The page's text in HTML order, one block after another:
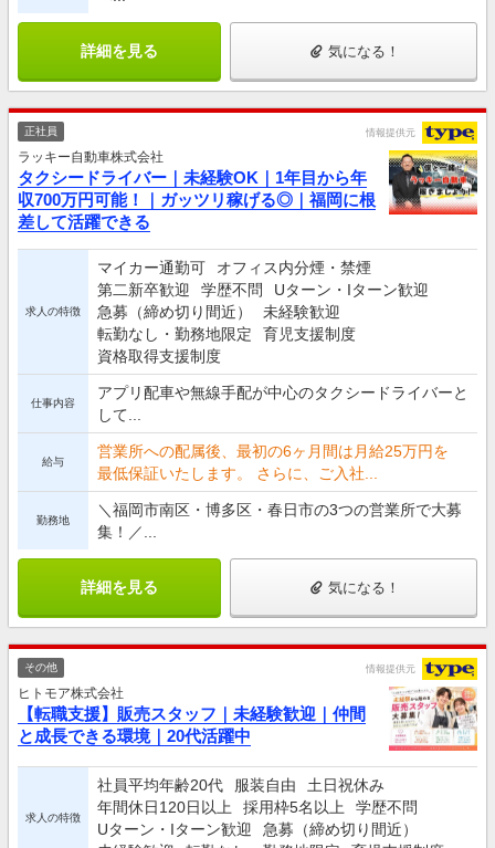
詳細を見る 気になる！
正社員 情報提供元
ラッキー自動車株式会社
タクシードライバー｜未経験OK｜1年目から年
収700万円可能！｜ガッツリ稼げる◎｜福岡に根
差して活躍できる
求人の特徴
マイカー通勤可
オフィス内分煙・禁煙
第二新卒歓迎
学歴不問
Uターン・Iターン歓迎
急募（締め切り間近）
未経験歓迎
転勤なし・勤務地限定
育児支援制度
資格取得支援制度
仕事内容
アプリ配車や無線手配が中心のタクシードライバーと
して...
給与
営業所への配属後、最初の6ヶ月間は月給25万円を
最低保証いたします。 さらに、ご入社...
勤務地
＼福岡市南区・博多区・春日市の3つの営業所で大募
集！／...
詳細を見る 気になる！
その他 情報提供元
ヒトモア株式会社
【転職支援】販売スタッフ｜未経験歓迎｜仲間
と成長できる環境｜20代活躍中
求人の特徴
社員平均年齢20代 服装自由
土日祝休み
年間休日120日以上
採用枠5名以上
学歴不問
Uターン・Iターン歓迎
急募（締め切り間近）